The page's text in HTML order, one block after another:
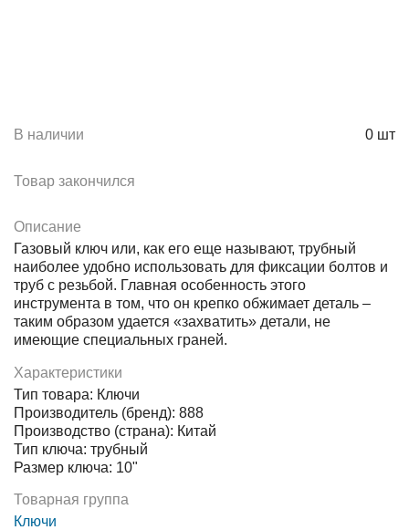
В наличии 0 шт
Товар закончился
Описание
Газовый ключ или, как его еще называют, трубный
наиболее удобно использовать для фиксации болтов и
труб с резьбой. Главная особенность этого
инструмента в том, что он крепко обжимает деталь –
таким образом удается «захватить» детали, не
имеющие специальных граней.
Характеристики
Тип товара: Ключи
Производитель (бренд): 888
Производство (страна): Китай
Тип ключа: трубный
Размер ключа: 10"
Товарная группа
Ключи